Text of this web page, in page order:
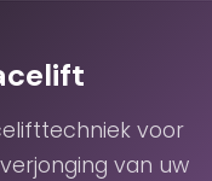
voor
van uw